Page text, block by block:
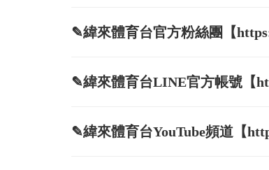
✎緯來體育台官方粉絲團【
✎緯來體育台LINE官方帳號【
✎緯來體育台YouTube頻道【